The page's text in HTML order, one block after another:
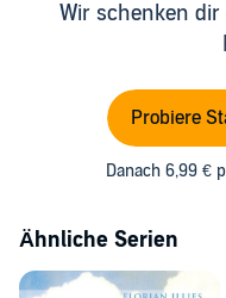
Wir schenken dir
Probiere
Danach 6,99 €
Ähnliche Serien